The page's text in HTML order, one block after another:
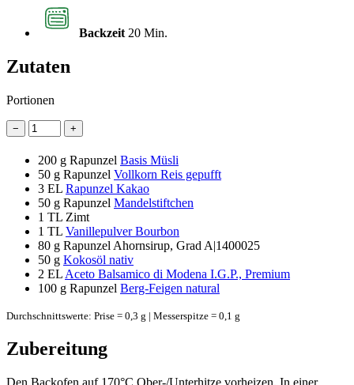
Backzeit 20 Min.
Zutaten
Portionen
− +
200 g Rapunzel Basis Müsli
50 g Rapunzel Vollkorn Reis gepufft
3 EL Rapunzel Kakao
50 g Rapunzel Mandelstiftchen
1 TL Zimt
1 TL Vanillepulver Bourbon
80 g Rapunzel Ahornsirup, Grad A|1400025
50 g Kokosöl nativ
2 EL Aceto Balsamico di Modena I.G.P., Premium
100 g Rapunzel Berg-Feigen natural
Durchschnittswerte: Prise = 0,3 g | Messerspitze = 0,1 g
Zubereitung
Den Backofen auf 170°C Ober-/Unterhitze vorheizen. In einer